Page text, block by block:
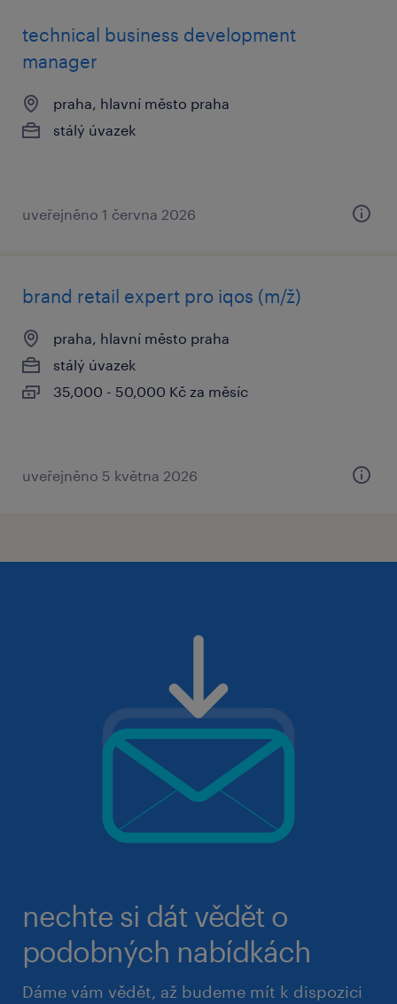
technical business development
manager
praha, hlavní město praha
stálý úvazek
uveřejněno 1 června 2026
brand retail expert pro iqos (m/ž)
praha, hlavní město praha
stálý úvazek
35,000 - 50,000 Kč za měsíc
uveřejněno 5 května 2026
nechte si dát vědět o
podobných nabídkách
Dáme vám vědět, až budeme mít k dispozici